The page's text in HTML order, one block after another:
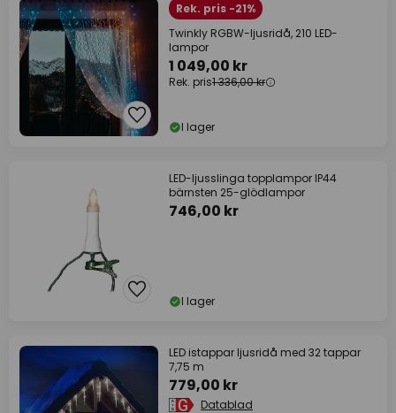
Rek. pris -21%
Twinkly RGBW-ljusridå, 210 LED-
lampor
1 049,00 kr
Rek. pris1 336,00 kr
I lager
LED-ljusslinga topplampor IP44
bärnsten 25-glödlampor
746,00 kr
I lager
LED istappar ljusridå med 32 tappar
7,75 m
779,00 kr
Datablad